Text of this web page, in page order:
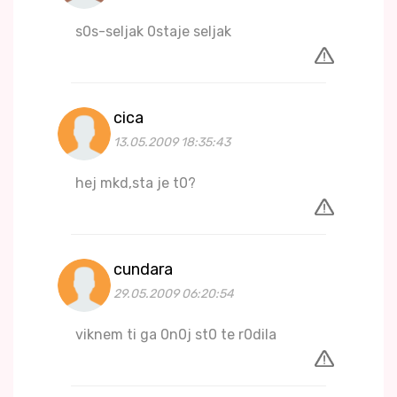
s0s-seljak 0staje seljak
cica
13.05.2009 18:35:43
hej mkd,sta je t0?
cundara
29.05.2009 06:20:54
viknem ti ga 0n0j st0 te r0dila